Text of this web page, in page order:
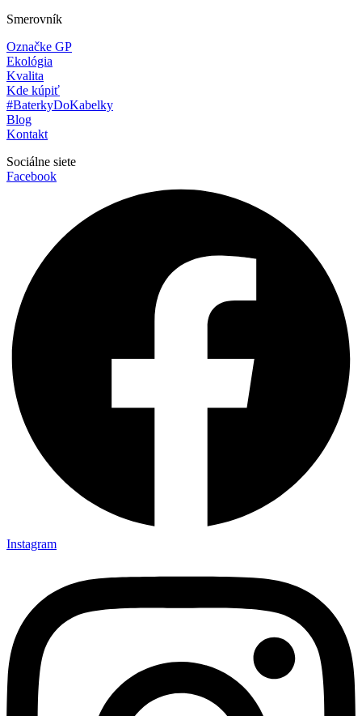
Smerovník
Označke GP
Ekológia
Kvalita
Kde kúpiť
#BaterkyDoKabelky
Blog
Kontakt
Sociálne siete
Facebook
Instagram